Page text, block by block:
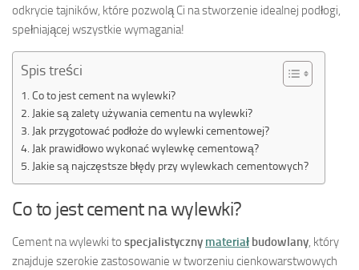
odkrycie tajników, które pozwolą Ci na stworzenie idealnej podłogi,
spełniającej wszystkie wymagania!
Spis treści
Co to jest cement na wylewki?
Jakie są zalety używania cementu na wylewki?
Jak przygotować podłoże do wylewki cementowej?
Jak prawidłowo wykonać wylewkę cementową?
Jakie są najczęstsze błędy przy wylewkach cementowych?
Co to jest cement na wylewki?
Cement na wylewki to specjalistyczny materiał budowlany, który
znajduje szerokie zastosowanie w tworzeniu cienkowarstwowych